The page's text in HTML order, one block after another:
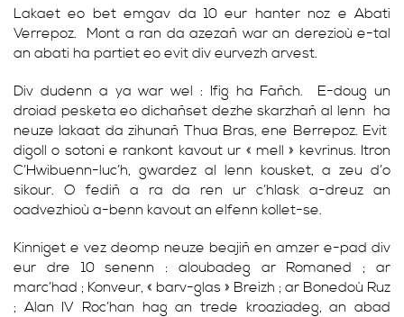
Lakaet eo bet emgav da 10 eur hanter noz e Abati
Verrepoz. Mont a ran da azezañ war an derezioù e-tal
an abati ha partiet eo evit div eurvezh arvest.
Div dudenn a ya war wel : Ifig ha Fañch. E-doug un
droiad pesketa eo dichañset dezhe skarzhañ al lenn ha
neuze lakaat da zihunañ Thua Bras, ene Berrepoz. Evit
digoll o sotoni e rankont kavout ur « mell » kevrinus. Itron
C’Hwibuenn-luc’h, gwardez al lenn kousket, a zeu d’o
sikour. O fediñ a ra da ren ur c’hlask a-dreuz an
oadvezhioù a-benn kavout an elfenn kollet-se.
Kinniget e vez deomp neuze beajiñ en amzer e-pad div
eur dre 10 senenn : aloubadeg ar Romaned ; ar
marc’had ; Konveur, « barv-glas » Breizh ; ar Bonedoù Ruz
; Alan IV Roc’han hag an trede kroaziadeg, an abad